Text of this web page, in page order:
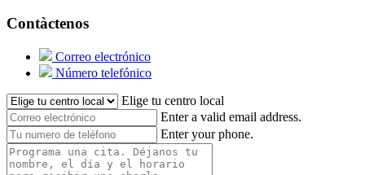
Contàctenos
Correo electrónico
Número telefónico
Elige tu centro local
Enter a valid email address.
Enter your phone.